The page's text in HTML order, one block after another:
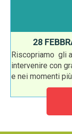
28
Riscopriamo gli
intervenire con
e nei momenti